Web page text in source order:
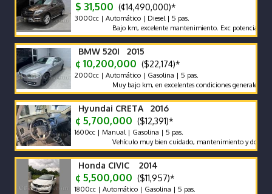
$ 31,500 (¢14,490,000)*
3000cc | Automático | Diesel | 5 pas.
Bajo km, excelente mantenimiento. Exc potencia y bajo
BMW 520I 2015
¢ 10,200,000 ($22,174)*
2000cc | Automático | Gasolina | 5 pas.
Muy bajo km, en excelentes condiciones generales.
Hyundai CRETA 2016
¢ 5,700,000 ($12,391)*
1600cc | Manual | Gasolina | 5 pas.
Vehículo muy bien cuidado, mantenimiento y
Honda CIVIC 2014
¢ 5,500,000 ($11,957)*
1800cc | Automático | Gasolina | 5 pas.